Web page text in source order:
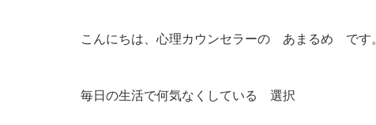
こんにちは、心理カウンセラーの あまるめ です。
毎日の生活で何気なくしている 選択